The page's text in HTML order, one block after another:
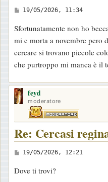
M
s
s
a
g
g
i
o
19/05/2026, 11:34
Sfortunatamente non ho
mi e morta a novembre pero
cercare si trovano piccole
che purtroppo mi manca è il
feyd
moderatore
Re: Cercasi
M
s
19/05/2026, 12:21
Dove ti trovi?